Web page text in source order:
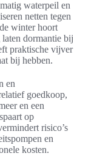
waterpeil en
netten tegen
winter hoort
dormantie bij
praktische vijver
bij hebben.
en
goedkoop,
en een
op
risico’s
en
kosten.